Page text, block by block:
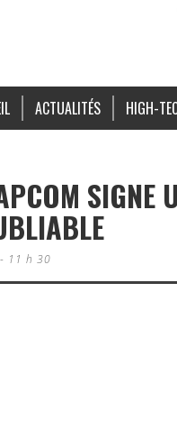
ACTUALITÉS HIGH-
SIGNE
11 h 30